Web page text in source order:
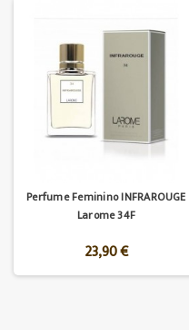
Perfume Feminino INFRAROUGE
Larome 34F
23,90 €